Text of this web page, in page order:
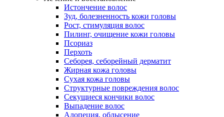
Истончение волос
Зуд, болезненность кожи головы
Рост, стимуляция волос
Пилинг, очищение кожи головы
Псориаз
Перхоть
Себорея, себорейный дерматит
Жирная кожа головы
Сухая кожа головы
Структурные повреждения волос
Секущиеся кончики волос
Выпадение волос
Алопеция, облысение